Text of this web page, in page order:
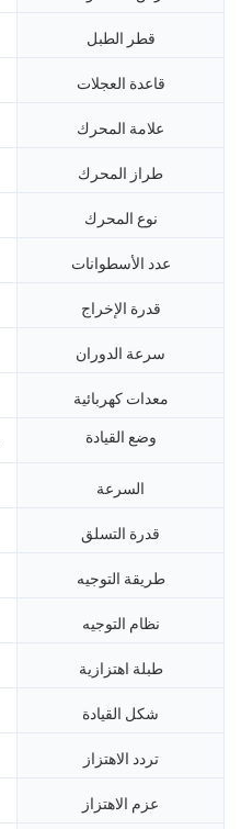
قطر الطبل
قاعدة العجلات
علامة المحرك
طراز المحرك
نوع المحرك
عدد الأسطوانات
قدرة الإخراج
سرعة الدوران
معدات كهربائية
وضع القيادة
السرعة
قدرة التسلق
طريقة التوجيه
نظام التوجيه
طبلة اهتزازية
شكل القيادة
تردد الاهتزاز
عزم الاهتزاز